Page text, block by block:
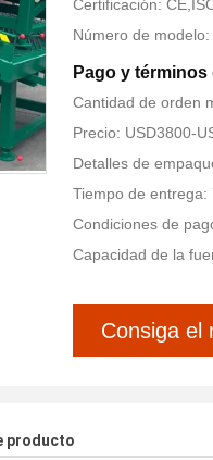
Certificación:
Número de
Pago y términos
Cantidad de orden
Precio: USD3800-
Detalles de
Tiempo de entrega:
Condiciones de
Capacidad de la
Consiga el
producto